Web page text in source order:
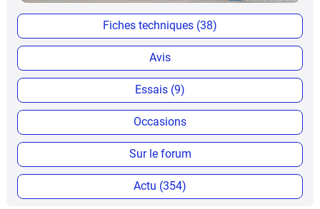
Fiches techniques (38)
Avis
Essais (9)
Occasions
Sur le forum
Actu (354)